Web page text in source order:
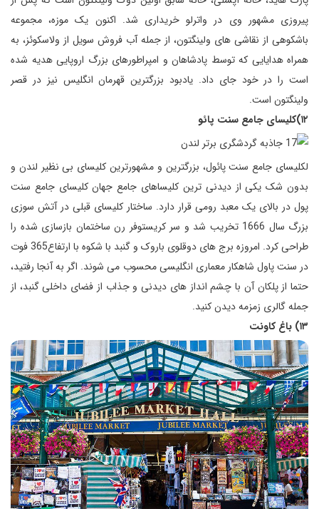
پیروزی مشهور وی در واترلو خریداری شد. اکنون یک موزه، مجموعه
باشکوهی از نقاشی های ولینگتون، از جمله آب فروش سویل از ولاسکوئز، به
همراه هدایایی که توسط پادشاهان و امپراطورهای بزرگ اروپایی هدیه شده
است را در خود جای داد. یادبود بزرگترین قهرمان انگلیس نیز در قصر
ولینگتون است.
۱۲)کلیسای جامع سنت پائو
لکلیسای جامع سنت پائول، بزرگترین و مشهورترین کلیسای بی نظیر لندن و
بدون شک یکی از دیدنی ترین کلیساهای جامع جهان کلیسای جامع سنت
پول در بالای یک معبد رومی قرار دارد. ساختار کلیسای قبلی در آتش سوزی
بزرگ سال 1666 تخریب شد و سر کریستوفر رن ساختمان بازسازی شده را
طراحی کرد. امروزه برج های دوقلوی باروک و گنبد با شکوه با ارتفاع365 فوت
در سنت پاول شاهکار معماری انگلیسی محسوب می شوند. اگر به آنجا رفتید،
حتما از پلکان آن با چشم انداز های دیدنی و جذاب از فضای داخلی گنبد، از
جمله گالری زمزمه دیدن کنید.
۱۳) باغ کاونت